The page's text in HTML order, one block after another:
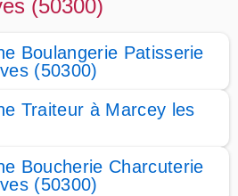
(50300)
Boulangerie Patisserie
(50300)
Traiteur à Marcey les
Boucherie Charcuterie
(50300)